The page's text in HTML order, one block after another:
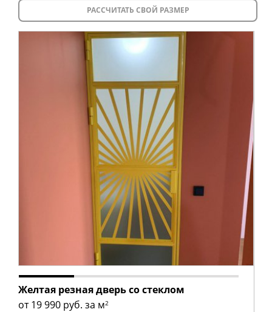
РАССЧИТАТЬ СВОЙ РАЗМЕР
Желтая резная дверь со стеклом
от 19 990 руб. за м2